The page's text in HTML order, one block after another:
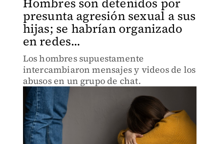
presunta agresión sexual a sus
hijas; se habrían organizado
en redes...
Los hombres supuestamente
intercambiaron mensajes y videos de los
abusos en un grupo de chat.